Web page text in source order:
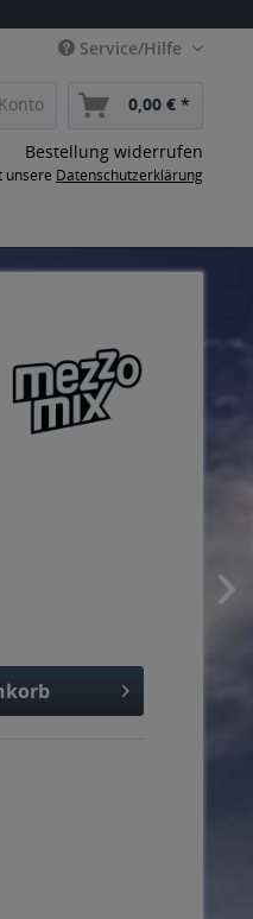
Service/Hilfe
0,00 € *
Bestellung widerrufen
unsere Datenschutzerklärung